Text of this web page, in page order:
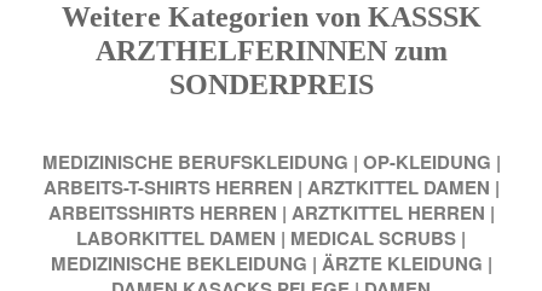
Weitere Kategorien von KASSSK
ARZTHELFERINNEN zum
SONDERPREIS
MEDIZINISCHE BERUFSKLEIDUNG | OP-KLEIDUNG |
ARBEITS-T-SHIRTS HERREN | ARZTKITTEL DAMEN |
ARBEITSSHIRTS HERREN | ARZTKITTEL HERREN |
LABORKITTEL DAMEN | MEDICAL SCRUBS |
MEDIZINISCHE BEKLEIDUNG | ÄRZTE KLEIDUNG |